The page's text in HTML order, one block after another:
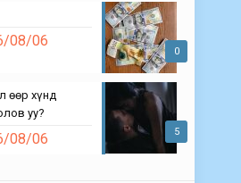
0
08/06
5
өөр хүнд
уу?
08/06